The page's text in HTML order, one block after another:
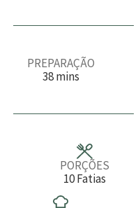
PREPARAÇÃO
38m
u
mins
PORÇÕES
10Fatias